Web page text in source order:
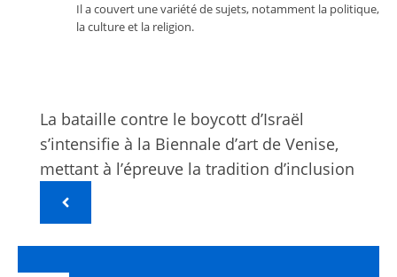
Il a couvert une variété de sujets, notamment la politique,
la culture et la religion.
La bataille contre le boycott d’Israël
s’intensifie à la Biennale d’art de Venise,
mettant à l’épreuve la tradition d’inclusion